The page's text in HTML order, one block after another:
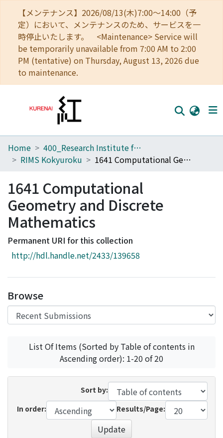
【メンテナンス】2026/08/13(木)7:00～14:00（予
定）において、メンテナンスのため、サービスを一
時停止いたします。 <Maintenance> Service will
be temporarily unavailable from 7:00 AM to 2:00
PM (tentative) on Thursday, August 13, 2026 due
to maintenance.
Home
Browse
Download Ranking
Access Statistics
Library Network
Home
400_Research Institute for Mathematical Sciences
RIMS Kokyuroku
1641 Computational Geometry and Discrete Mathematics
1641 Computational
Geometry and Discrete
Mathematics
Permanent URI for this collection
http://hdl.handle.net/2433/139658
Browse
List Of Items (Sorted by Table of contents in
Ascending order): 1-20 of 20
Sort by:
In order:
Results/Page:
Update